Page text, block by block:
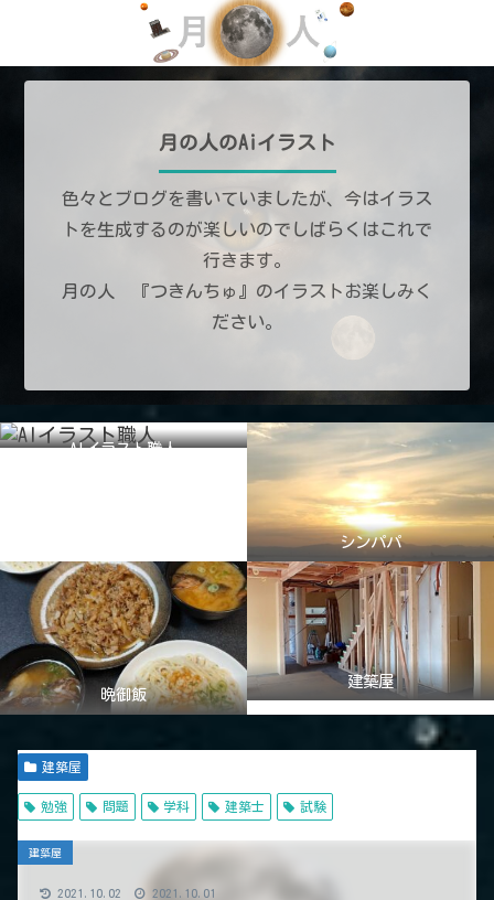
月の人のAiイラスト
色々とブログを書いていましたが、今はイラス
トを生成するのが楽しいのでしばらくはこれで
行きます。
月の人 『つきんちゅ』のイラストお楽しみく
ださい。
AIイラスト職人
シンパパ
晩御飯
建築屋
建築屋
勉強 問題 学科 建築士 試験
建築屋
2021.10.02 2021.10.01